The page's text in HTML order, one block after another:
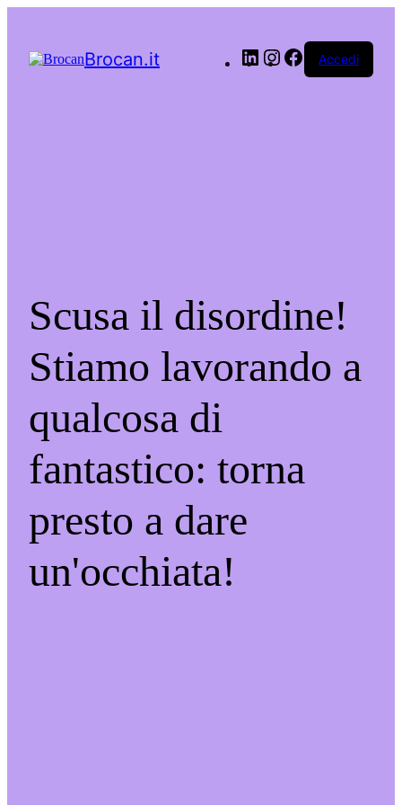
Brocan.it LinkedInInstagram
Facebook
Accedi
Scusa il disordine!
Stiamo lavorando a
qualcosa di
fantastico: torna
presto a dare
un'occhiata!